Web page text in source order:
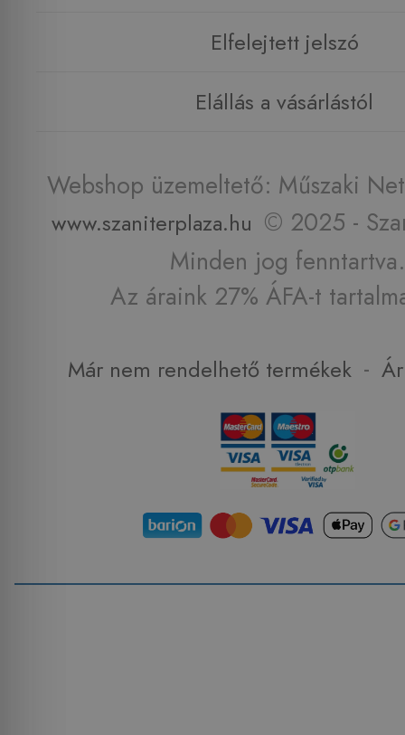
Elfelejtett jelszó
Elállás a vásárlástól
Webshop üzemeltető: Műszaki
www.szaniterplaza.hu © 2025 -
Minden jog fenntartva.
Az áraink 27% ÁFA-t
Már nem rendelhető termékek -